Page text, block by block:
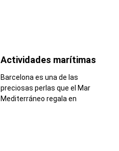
Actividades marítimas
Barcelona es una de las
preciosas perlas que el Mar
Mediterráneo regala en